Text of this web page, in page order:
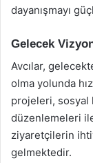
dayanışmayı
Gelecek
Avcılar,
olma yolunda
projeleri, sosyal
düzenlemeleri
ziyaretçilerin
gelmektedir.